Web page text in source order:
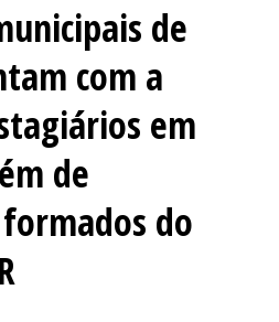
de
com a
em
de
do